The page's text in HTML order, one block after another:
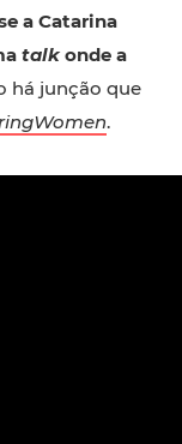
a Catarina
talk onde a
há junção que
.